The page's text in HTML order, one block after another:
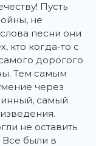
Пусть
не
песни они
кто когда-то с
дорогого
Тем самым
через
самый
не оставить
были в